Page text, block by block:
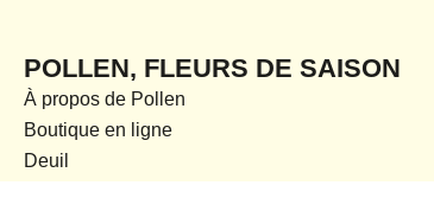
POLLEN, FLEURS DE SAISON
À propos de Pollen
Boutique en ligne
Deuil